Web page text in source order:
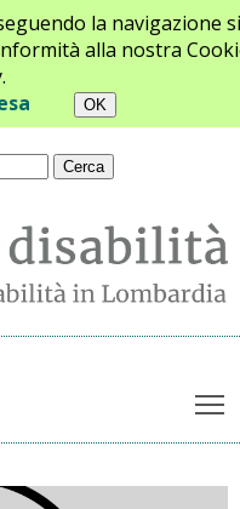
la navigazione si
alla nostra
Contatti